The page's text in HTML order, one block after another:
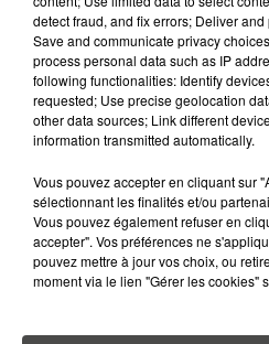
RECEVEZ LES ALERTES
EN TÉLÉCHARGEANT
RCA
LA RÉDACTION
RCA
detect fraud, and fix errors; Deliver
Save and communicate privacy
process personal data such as IP
following functionalities: Identify
requested; Use precise geolocation
other data sources; Link different
information transmitted automatically.
Vous pouvez accepter en cliquant sur
sélectionnant les finalités et/ou
Vous pouvez également refuser en
accepter". Vos préférences ne
pouvez mettre à jour vos choix, ou
moment via le lien "Gérer les cookies"